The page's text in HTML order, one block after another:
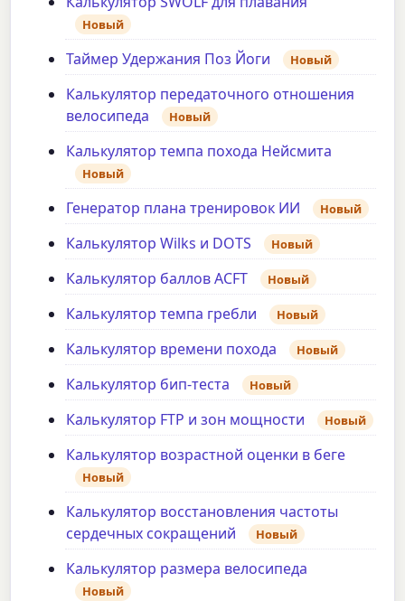
Новый
Таймер Удержания Поз Йоги Новый
Калькулятор передаточного отношения
велосипеда
Новый
Калькулятор темпа похода Нейсмита
Новый
Генератор плана тренировок ИИ Новый
Калькулятор Wilks и DOTS Новый
Калькулятор баллов ACFT Новый
Калькулятор темпа гребли Новый
Калькулятор времени похода Новый
Калькулятор бип-теста Новый
Калькулятор FTP и зон мощности Новый
Калькулятор возрастной оценки в беге
Новый
Калькулятор восстановления частоты
сердечных сокращений
Новый
Калькулятор размера велосипеда
Новый